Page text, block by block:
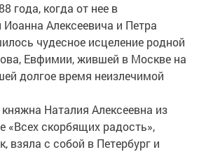
года, когда от нее в
Алексеевича и Петра
чудесное исцеление родной
Евфимии, жившей в Москве на
долгое время неизлечимой
Наталия Алексеевна из
«Всех скорбящих радость»,
взяла с собой в Петербург и